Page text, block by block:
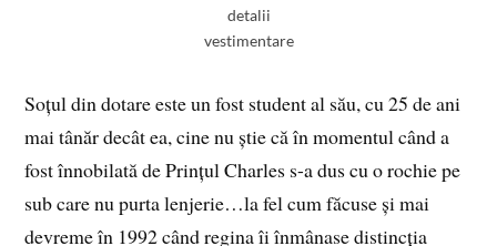
detalii
vestimentare
Soțul din dotare este un fost student al său, cu 25 de ani
mai tânăr decât ea, cine nu știe că în momentul când a
fost înnobilată de Prințul Charles s-a dus cu o rochie pe
sub care nu purta lenjerie…la fel cum făcuse și mai
devreme în 1992 când regina îi înmânase distincția